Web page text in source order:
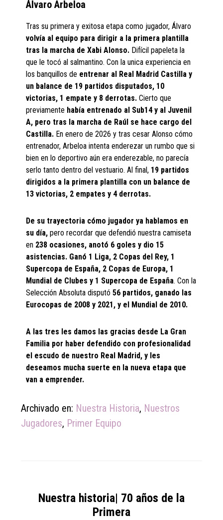
Álvaro Arbeloa
Tras su primera y exitosa etapa como jugador, Álvaro
volvía al equipo para dirigir a la primera plantilla
tras la marcha de Xabi Alonso. Difícil papeleta la
que le tocó al salmantino. Con la unica experiencia en
los banquillos de entrenar al Real Madrid Castilla y
un balance de 19 partidos disputados, 10
victorias, 1 empate y 8 derrotas. Cierto que
previamente había entrenado al Sub14 y al Juvenil
A, pero tras la marcha de Raúl se hace cargo del
Castilla. En enero de 2026 y tras cesar Alonso cómo
entrenador, Arbeloa intenta enderezar un rumbo que si
bien en lo deportivo aún era enderezable, no parecía
serlo tanto dentro del vestuario. Al final, 19 partidos
dirigidos a la primera plantilla con un balance de
13 victorias, 2 empates y 4 derrotas.
De su trayectoria cómo jugador ya hablamos en
su día, pero recordar que defendió nuestra camiseta
en 238 ocasiones, anotó 6 goles y dio 15
asistencias. Ganó 1 Liga, 2 Copas del Rey, 1
Supercopa de España, 2 Copas de Europa, 1
Mundial de Clubes y 1 Supercopa de España. Con la
Selección Absoluta disputó56 partidos, ganado las
Eurocopas de 2008 y 2021, y el Mundial de 2010.
A las tres les damos las gracias desde La Gran
Familia por haber defendido con profesionalidad
el escudo de nuestro Real Madrid, y les
deseamos mucha suerte en la nueva etapa que
van a emprender.
Archivado en: Nuestra Historia, Nuestros
Jugadores, Primer Equipo
Nuestra historia| 70 años de la
Primera